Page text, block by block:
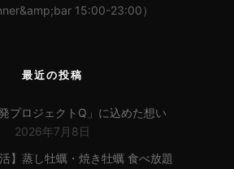
15:00-23:00）
最近の投稿
プロジェクトQ」に込めた想い
2026年7月8日
】蒸し牡蠣・焼き牡蠣 食べ放題